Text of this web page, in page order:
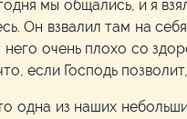
мы общались, и я
Он взвалил там на
очень плохо со
если Господь
из наших